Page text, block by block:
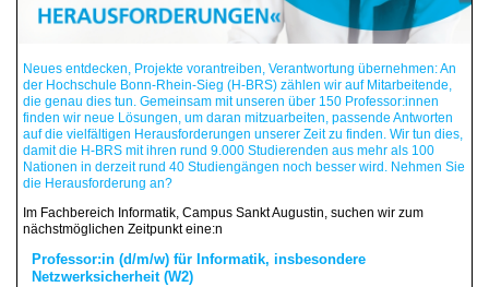
Neues entdecken, Projekte vorantreiben, Verantwortung übernehmen: An
der Hochschule Bonn-Rhein-Sieg (H-BRS) zählen wir auf Mitarbeitende,
die genau dies tun. Gemeinsam mit unseren über 150 Professor:innen
finden wir neue Lösungen, um daran mitzuarbeiten, passende Antworten
auf die vielfältigen Herausforderungen unserer Zeit zu finden. Wir tun dies,
damit die H-BRS mit ihren rund 9.000 Studierenden aus mehr als 100
Nationen in derzeit rund 40 Studiengängen noch besser wird. Nehmen Sie
die Herausforderung an?
Im Fachbereich Informatik, Campus Sankt Augustin, suchen wir zum
nächstmöglichen Zeitpunkt eine:n
Professor:in (d/m/w) für Informatik, insbesondere
Netzwerksicherheit (W2)